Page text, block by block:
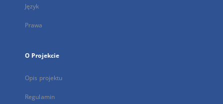
Język
Prawa
O Projekcie
Opis projektu
Regulamin